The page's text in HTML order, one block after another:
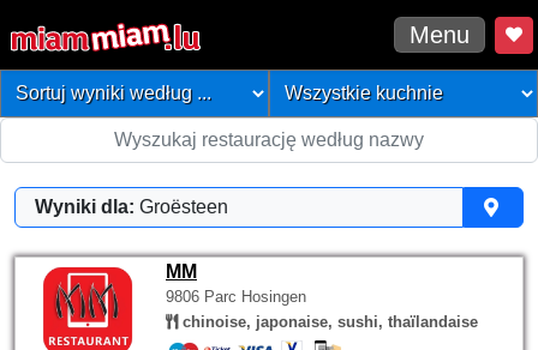
Menu
Wyniki dla: Groësteen
MM
9806 Parc Hosingen
chinoise, japonaise, sushi, thaïlandaise